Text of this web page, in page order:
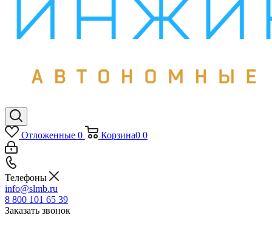
Отложенные 0 Корзина0 0
Телефоны
info@slmb.ru
8 800 101 65 39
Заказать звонок